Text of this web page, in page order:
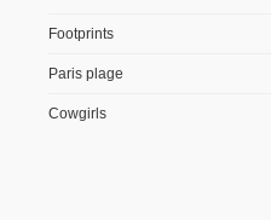
Footprints
Paris plage
Cowgirls